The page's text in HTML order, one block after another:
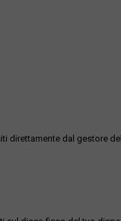
direttamente dal gestore